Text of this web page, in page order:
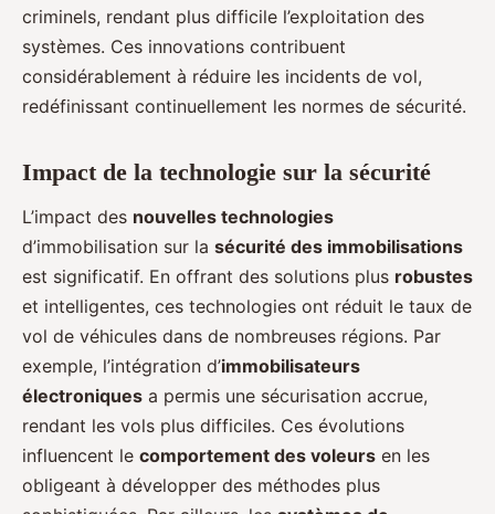
criminels, rendant plus difficile l’exploitation des
systèmes. Ces innovations contribuent
considérablement à réduire les incidents de vol,
redéfinissant continuellement les normes de sécurité.
Impact de la technologie sur la sécurité
L’impact des nouvelles technologies
d’immobilisation sur la sécurité des immobilisations
est significatif. En offrant des solutions plus robustes
et intelligentes, ces technologies ont réduit le taux de
vol de véhicules dans de nombreuses régions. Par
exemple, l’intégration d’immobilisateurs
électroniques a permis une sécurisation accrue,
rendant les vols plus difficiles. Ces évolutions
influencent le comportement des voleurs en les
obligeant à développer des méthodes plus